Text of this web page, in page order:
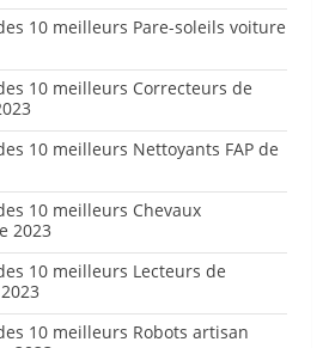
10 meilleurs Pare-soleils voiture
10 meilleurs Correcteurs de
10 meilleurs Nettoyants FAP de
10 meilleurs Chevaux
2023
10 meilleurs Lecteurs de
10 meilleurs Robots artisan